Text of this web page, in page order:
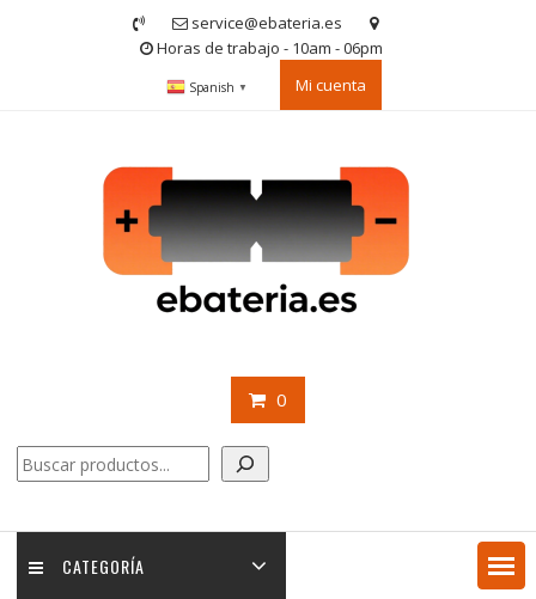
service@ebateria.es
Horas de trabajo - 10am - 06pm
Spanish ▼ Mi cuenta
0
Buscar
CATEGORÍA